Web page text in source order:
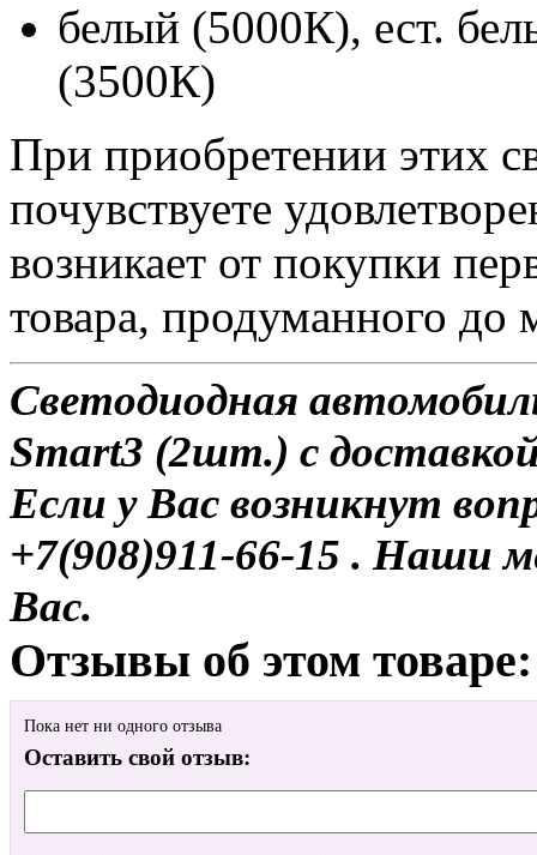
белый (5000К), ест.
(3500К)
При приобретении этих
почувствуете
возникает от покупки
товара, продуманного до
Светодиодная
Smart3 (2шт.) с
Если у Вас возникнут
+7(908)911-66-15 . Наши
Вас.
Отзывы об этом товаре:
Пока нет ни одного отзыва
Оставить свой отзыв: